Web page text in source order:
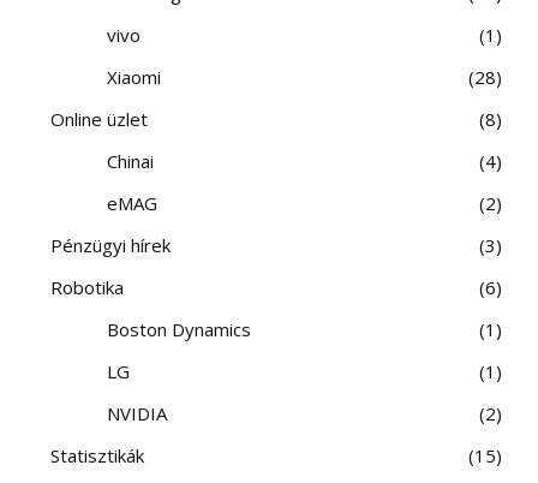
vivo
1
Xiaomi
28
Online üzlet
8
Chinai
4
eMAG
2
Pénzügyi hírek
3
Robotika
6
Boston Dynamics
1
LG
1
NVIDIA
2
Statisztikák
15